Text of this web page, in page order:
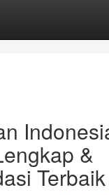
&
Terbaik